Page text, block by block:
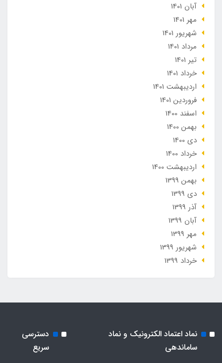
آبان 1401
مهر 1401
شهریور 1401
مرداد 1401
تير 1401
خرداد 1401
ارديبهشت 1401
فروردین 1401
اسفند 1400
بهمن 1400
دی 1400
خرداد 1400
ارديبهشت 1400
بهمن 1399
دی 1399
آذر 1399
آبان 1399
مهر 1399
شهریور 1399
خرداد 1399
نماد اعتماد الکترونیک و نماد
ساماندهی
دسترسی
سریع